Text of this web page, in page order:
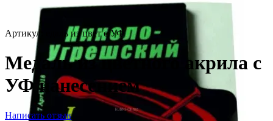
Артикул: едаль из цвет с УФ
Медаль из цветного акрила с
УФ нанесением
Написать отзыв